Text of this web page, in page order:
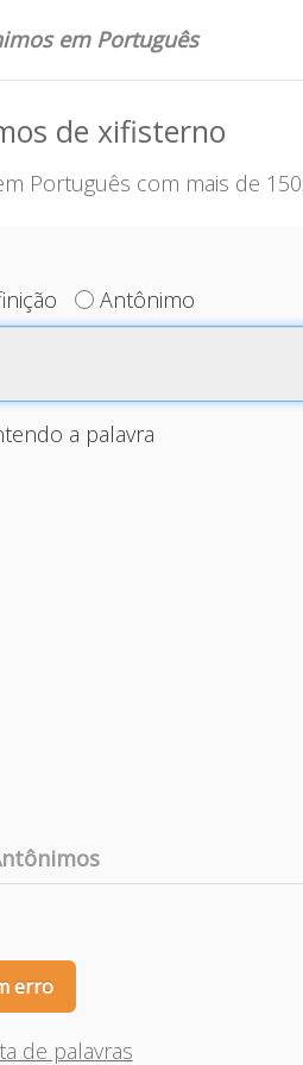
em Português
de xifisterno
Português com mais de
Antônimo
a palavra
erro
de palavras